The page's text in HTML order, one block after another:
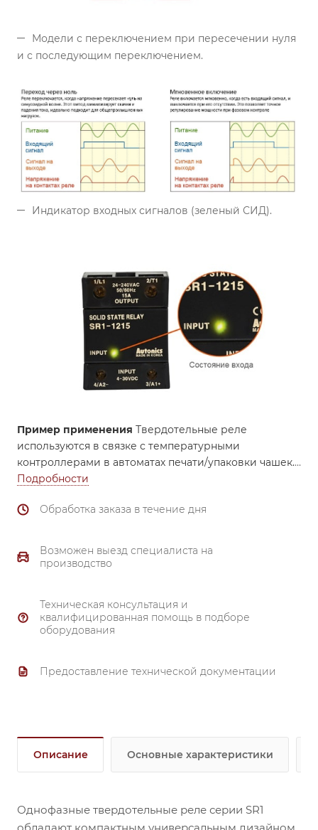
Модели с переключением при пересечении нуля
и с последующим переключением.
Индикатор входных сигналов (зеленый СИД).
Пример применения Твердотельные реле
используются в связке с температурными
контроллерами в автоматах печати/упаковки чашек.
Подробности
Обработка заказа в течение дня
Возможен выезд специалиста на
производство
Техническая консультация и
квалифицированная помощь в подборе
оборудования
Предоставление технической документации
Описание Основные характеристики
Однофазные твердотельные реле серии SR1